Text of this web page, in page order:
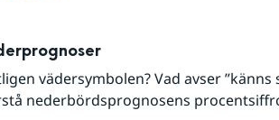
vädersymbolen? Vad avser
nederbördsprognosens